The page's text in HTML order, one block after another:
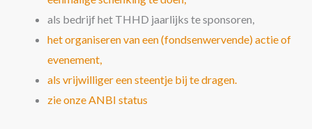
als bedrijf het THHD jaarlijks te sponsoren,
het organiseren van een (fondsenwervende) actie of
evenement,
als vrijwilliger een steentje bij te dragen.
zie onze ANBI status